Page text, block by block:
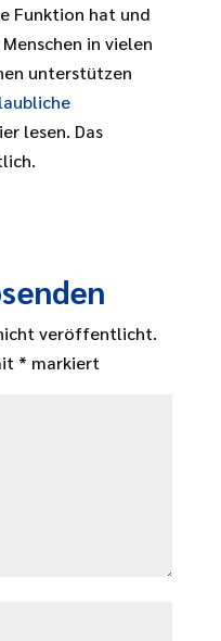
Funktion hat und
in vielen
unterstützen
lesen. Das
veröffentlicht.
* markiert